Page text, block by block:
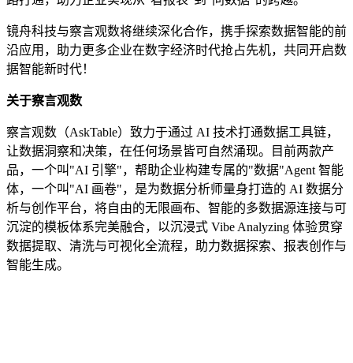
镜舟科技与察言观数将继续深化合作，携手探索数据智能的前
沿应用，助力更多企业在数字经济时代抢占先机，共同开启数
据智能新时代！
关于察言观数
察言观数（AskTable）致力于通过 AI 技术打通数据工具链，
让数据洞察和决策，在任何场景皆可自然涌现。目前两款产
品，一个叫"AI 引擎"，帮助企业构建专属的"数据"Agent 智能
体，一个叫"AI 画卷"，是为数据分析师量身打造的 AI 数据分
析与创作平台，将自由的无限画布、智能的多数据源连接与可
沉淀的模板体系完美融合，以沉浸式 Vibe Analyzing 体验贯穿
数据提取、清洗与可视化全流程，助力数据探索、报表创作与
智能生成。